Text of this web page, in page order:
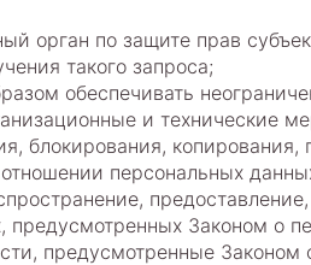
орган по защите прав
такого запроса;
обеспечивать
и технические
блокирования,
персональных
предусмотренных Законом о
предусмотренные Законом